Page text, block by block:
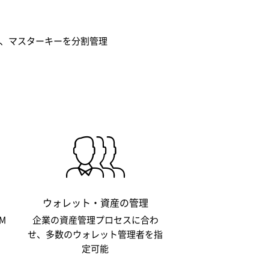
マスターキーを分割管理
ウォレット・資産の管理
企業の資産管理プロセスに合わ
せ、多数のウォレット管理者を指
定可能